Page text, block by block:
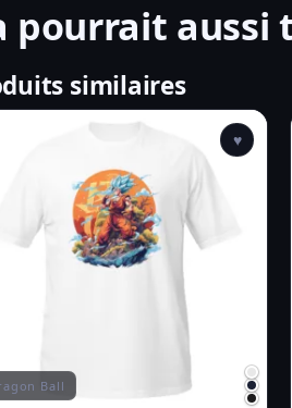
pourrait aussi
similaires
Ball
♥